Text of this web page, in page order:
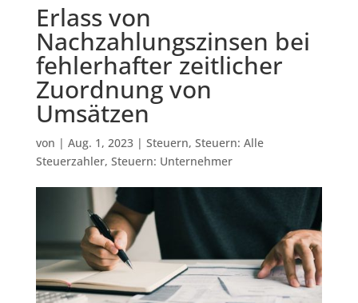
Erlass von
Nachzahlungszinsen bei
fehlerhafter zeitlicher
Zuordnung von
Umsätzen
von | Aug. 1, 2023| Steuern, Steuern: Alle
Steuerzahler, Steuern: Unternehmer